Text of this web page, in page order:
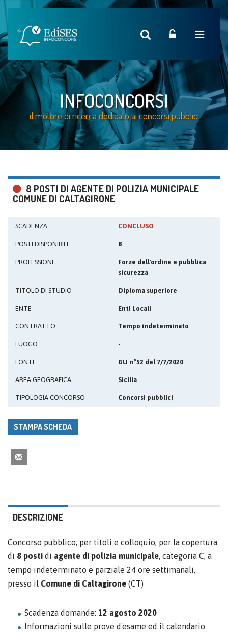
INFOCONCORSI
il motore di ricerca dedicato ai concorsi pubblici
8 POSTI DI AGENTE DI POLIZIA MUNICIPALE
COMUNE DI CALTAGIRONE
SCADENZA CONCLUSO
POSTI DISPONIBILI 8
PROFESSIONE
Forze dell'ordine e pubblica
sicurezza
TITOLO DI STUDIO Diploma superiore
ENTE Enti Locali
CONTRATTO Tempo indeterminato
LUOGO -
FONTE GU n°52 del 7/7/2020
AREA GEOGRAFICA Sicilia
TIPOLOGIA CONCORSO Concorsi pubblici
STAMPA SCHEDA
DESCRIZIONE
Concorso pubblico, per titoli e colloquio, per la copertura
di 8 posti di agente di polizia municipale, categoria C, a
tempo indeterminato e parziale 24 ore settimanali,
presso il Comune di Caltagirone (CT)
Scadenza domande: 12 agosto 2020
Informazioni sulle prove d'esame ed il calendario